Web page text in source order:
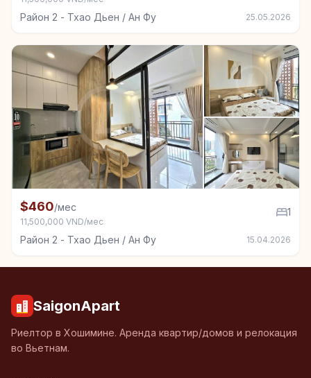
Район 2 - Тхао Дьен / Ан Фу 25.05.2026
Квартира в аренду в Район 2 - Тхао Дьен / Ан Фу,
$460/мес
11,500,000 VND/мес
1
Район 2 - Тхао Дьен / Ан Фу 15.04.2026
SaigonApart
Риелтор в Хошимине. Аренда квартир/домов и релокация
во Вьетнам.